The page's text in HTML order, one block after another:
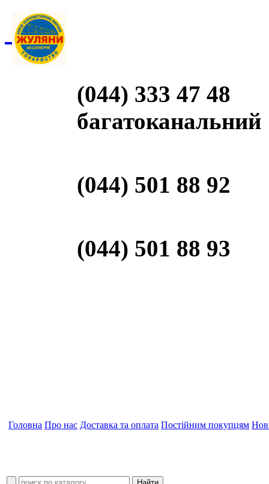
(044) 333 47 48
багатоканальний
(044) 501 88 92
(044) 501 88 93
Головна Про нас Доставка та оплата Постійним покупцям